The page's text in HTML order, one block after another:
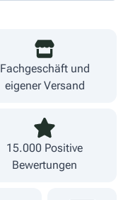
Fachgeschäft und
eigener Versand
15.000 Positive
Bewertungen